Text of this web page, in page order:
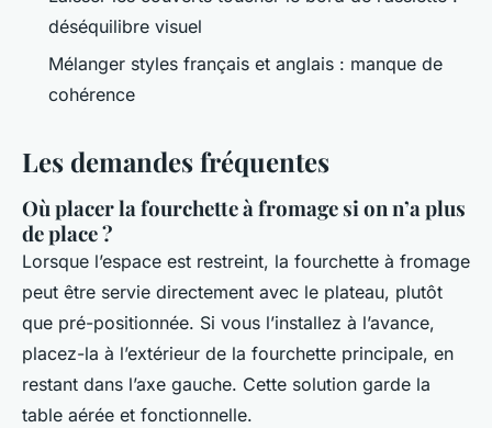
déséquilibre visuel
Mélanger styles français et anglais : manque de
cohérence
Les demandes fréquentes
Où placer la fourchette à fromage si on n’a plus
de place ?
Lorsque l’espace est restreint, la fourchette à fromage
peut être servie directement avec le plateau, plutôt
que pré-positionnée. Si vous l’installez à l’avance,
placez-la à l’extérieur de la fourchette principale, en
restant dans l’axe gauche. Cette solution garde la
table aérée et fonctionnelle.